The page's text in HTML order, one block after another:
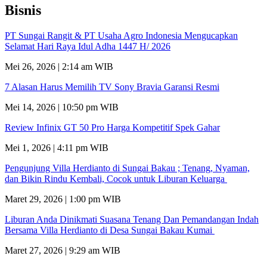
Bisnis
PT Sungai Rangit & PT Usaha Agro Indonesia Mengucapkan
Selamat Hari Raya Idul Adha 1447 H/ 2026
Mei 26, 2026 | 2:14 am WIB
7 Alasan Harus Memilih TV Sony Bravia Garansi Resmi
Mei 14, 2026 | 10:50 pm WIB
Review Infinix GT 50 Pro Harga Kompetitif Spek Gahar
Mei 1, 2026 | 4:11 pm WIB
Pengunjung Villa Herdianto di Sungai Bakau ; Tenang, Nyaman,
dan Bikin Rindu Kembali, Cocok untuk Liburan Keluarga
Maret 29, 2026 | 1:00 pm WIB
Liburan Anda Dinikmati Suasana Tenang Dan Pemandangan Indah
Bersama Villa Herdianto di Desa Sungai Bakau Kumai
Maret 27, 2026 | 9:29 am WIB